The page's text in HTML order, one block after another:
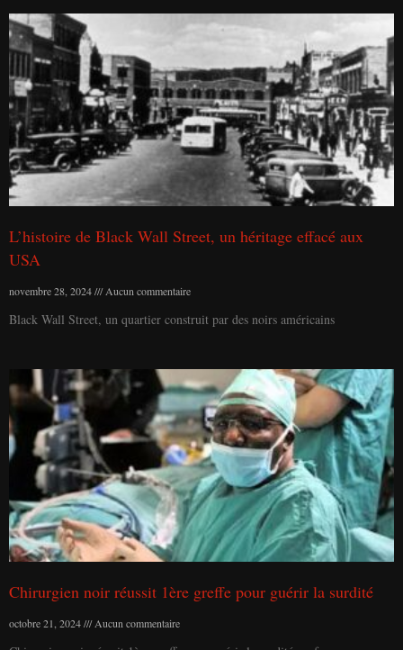
L’histoire de Black Wall Street, un héritage effacé aux
USA
novembre 28, 2024 Aucun commentaire
Black Wall Street, un quartier construit par des noirs américains
Chirurgien noir réussit 1ère greffe pour guérir la surdité
octobre 21, 2024 Aucun commentaire